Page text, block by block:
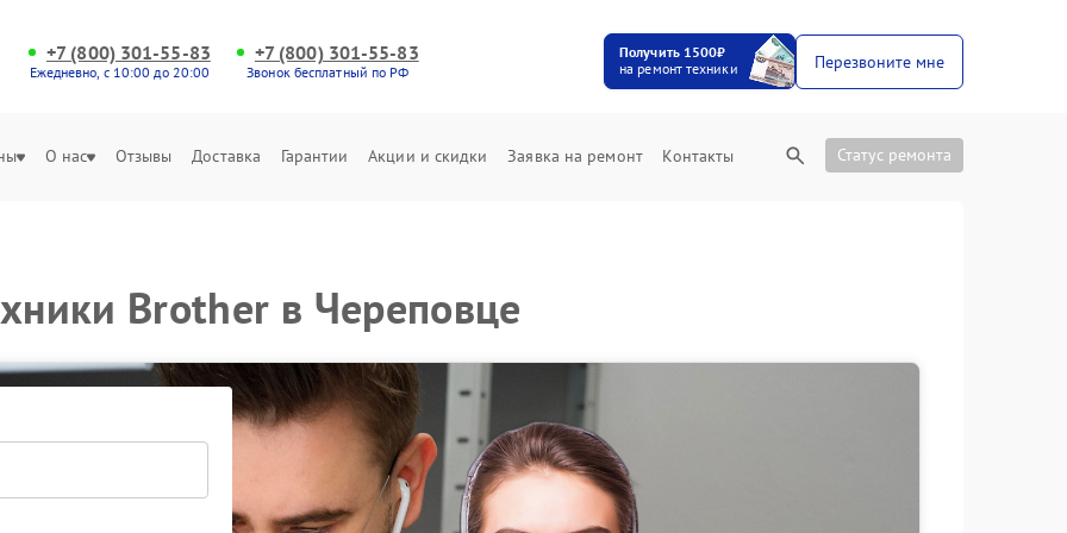
+7 (800) 301-55-83
Ежедневно, с 10:00 до 20:00
+7 (800) 301-55-83
Звонок бесплатный по РФ
Получить 1500₽
на ремонт техники
Перезвоните мне
О нас Отзывы Доставка Гарантии Акции и скидки Заявка на ремонт Контакты Статус ремонта
Brother в Череповце